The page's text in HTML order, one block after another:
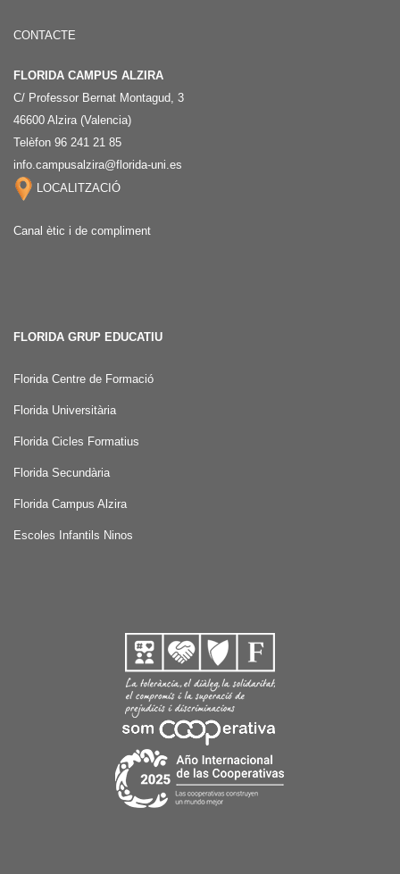
CONTACTE
FLORIDA CAMPUS ALZIRA
C/ Professor Bernat Montagud, 3
46600 Alzira (Valencia)
Telèfon 96 241 21 85
info.campusalzira@florida-uni.es
LOCALITZACIÓ
Canal ètic i de compliment
FLORIDA GRUP EDUCATIU
Florida Centre de Formació
Florida Universitària
Florida Cicles Formatius
Florida Secundària
Florida Campus Alzira
Escoles Infantils Ninos